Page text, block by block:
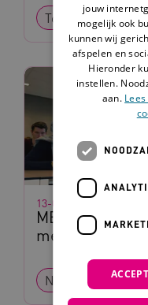
Tool
MBO op maat:
met een LVB
13-07-2026
Nieuws
jouw
mogelijk ook
kunnen wij
afspelen en
Hieronder
instellen.
aan.